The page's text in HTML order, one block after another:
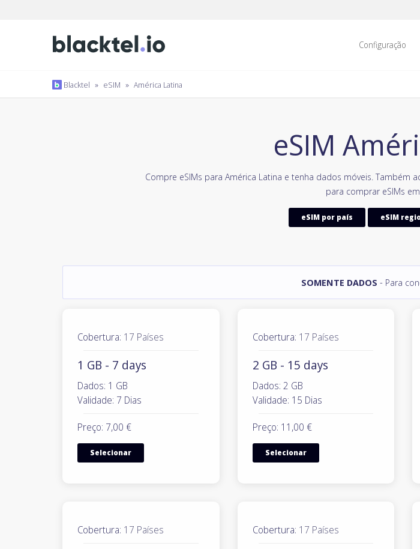
Configuração
Blacktel » eSIM » América Latina
eSIM
Compre eSIMs para América Latina e tenha dados móveis.
para comprar eSIMs
eSIM por país eSIM
SOMENTE DADOS - Para
Cobertura: 17 Países
1 GB - 7 days
Dados: 1 GB
Validade: 7 Dias
Preço: 7,00 €
Selecionar
Cobertura: 17 Países
2 GB - 15 days
Dados: 2 GB
Validade: 15 Dias
Preço: 11,00 €
Selecionar
Cobertura: 17 Países Cobertura: 17 Países